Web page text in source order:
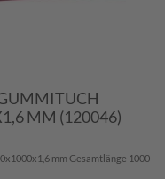
MM (120046)
mm Gesamtlänge 1000